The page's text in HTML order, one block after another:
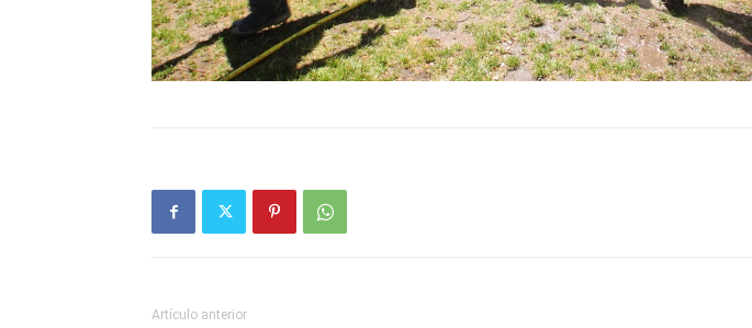
Artículo anterior